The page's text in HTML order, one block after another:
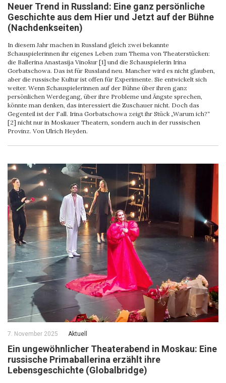
Neuer Trend in Russland: Eine ganz persönliche
Geschichte aus dem Hier und Jetzt auf der Bühne
(Nachdenkseiten)
In diesem Jahr machen in Russland gleich zwei bekannte
Schauspielerinnen ihr eigenes Leben zum Thema von Theaterstücken:
die Ballerina Anastasija Vinokur [1] und die Schauspielerin Irina
Gorbatschowa. Das ist für Russland neu. Mancher wird es nicht glauben,
aber die russische Kultur ist offen für Experimente. Sie entwickelt sich
weiter. Wenn Schauspielerinnen auf der Bühne über ihren ganz
persönlichen Werdegang, über ihre Probleme und Ängste sprechen,
könnte man denken, das interessiert die Zuschauer nicht. Doch das
Gegenteil ist der Fall. Irina Gorbatschowa zeigt ihr Stück „Warum ich?“
[2] nicht nur in Moskauer Theatern, sondern auch in der russischen
Provinz. Von Ulrich Heyden.
7. November 2025 Aktuell
Ein ungewöhnlicher Theaterabend in Moskau: Eine
russische Primaballerina erzählt ihre
Lebensgeschichte (Globalbridge)